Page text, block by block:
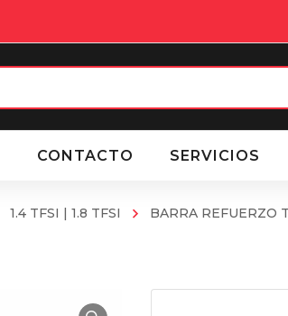
CONTACTO SERVICIOS
1.4 TFSI | 1.8 TFSI
BARRA REFUERZO